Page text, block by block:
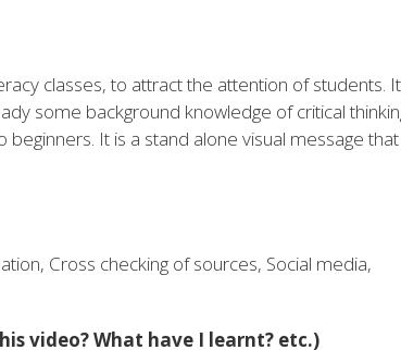
classes, to attract the attention of students.
some background knowledge of critical
It is a stand alone visual message
Cross checking of sources, Social media,
video? What have I learnt? etc.)